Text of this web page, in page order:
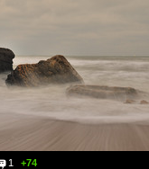
1 +74